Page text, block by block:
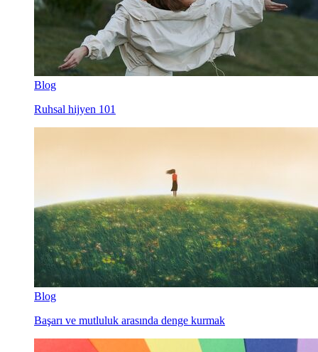
Blog
Ruhsal hijyen 101
Blog
Başarı ve mutluluk arasında denge kurmak